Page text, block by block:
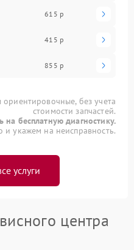
615 р
415 р
855 р
без учета
стоимости запчастей.
на бесплатную диагностику.
укажем на неисправность.
услуги
центра